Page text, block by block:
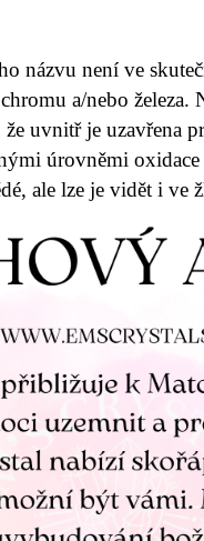
názvu není ve
a/nebo
uvnitř je uzavřena
úrovněmi
ale lze je vidět i ve